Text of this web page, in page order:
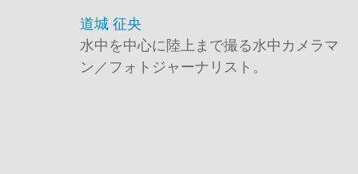
道城 征央
水中を中心に陸上まで撮る水中カメラマ
ン／フォトジャーナリスト。